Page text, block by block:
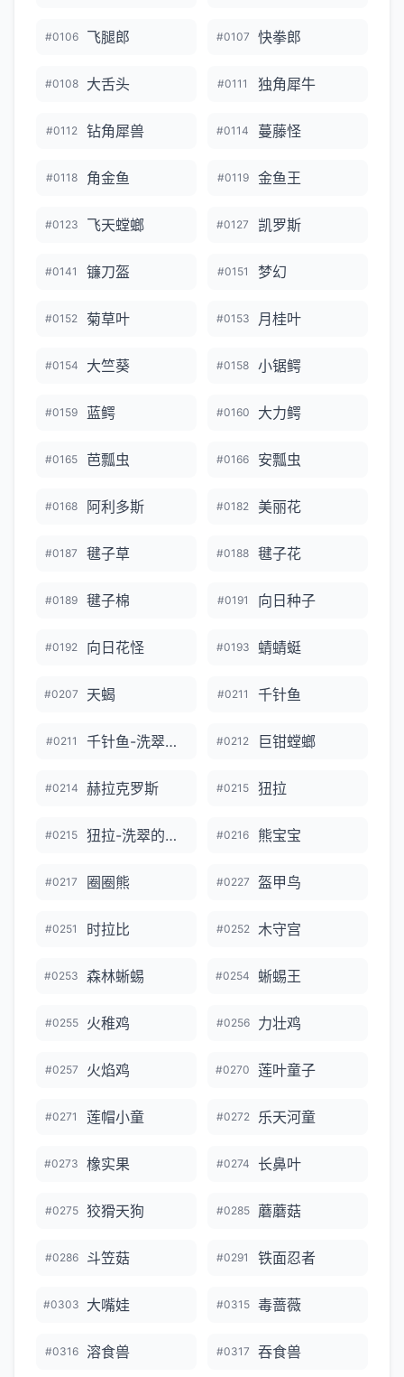
#0106 飞腿郎 #0107 快拳郎
#0108 大舌头 #0111 独角犀牛
#0112 钻角犀兽 #0114 蔓藤怪
#0118 角金鱼 #0119 金鱼王
#0123 飞天螳螂 #0127 凯罗斯
#0141 镰刀盔 #0151 梦幻
#0152 菊草叶 #0153 月桂叶
#0154 大竺葵 #0158 小锯鳄
#0159 蓝鳄 #0160 大力鳄
#0165 芭瓢虫 #0166 安瓢虫
#0168 阿利多斯 #0182 美丽花
#0187 毽子草 #0188 毽子花
#0189 毽子棉 #0191 向日种子
#0192 向日花怪 #0193 蜻蜻蜓
#0207 天蝎 #0211 千针鱼
#0211 千针鱼-洗翠的样子 #0212 巨钳螳螂
#0214 赫拉克罗斯 #0215 狃拉
#0215 狃拉-洗翠的样子 #0216 熊宝宝
#0217 圈圈熊 #0227 盔甲鸟
#0251 时拉比 #0252 木守宫
#0253 森林蜥蜴 #0254 蜥蜴王
#0255 火稚鸡 #0256 力壮鸡
#0257 火焰鸡 #0270 莲叶童子
#0271 莲帽小童 #0272 乐天河童
#0273 橡实果 #0274 长鼻叶
#0275 狡猾天狗 #0285 蘑蘑菇
#0286 斗笠菇 #0291 铁面忍者
#0303 大嘴娃 #0315 毒蔷薇
#0316 溶食兽 #0317 吞食兽